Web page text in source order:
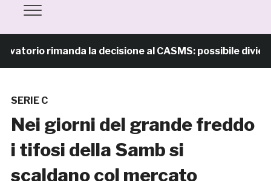
rimanda la decisione al CASMS: possibile divieto
SERIE C
Nei giorni del grande freddo
i tifosi della Samb si
scaldano col mercato